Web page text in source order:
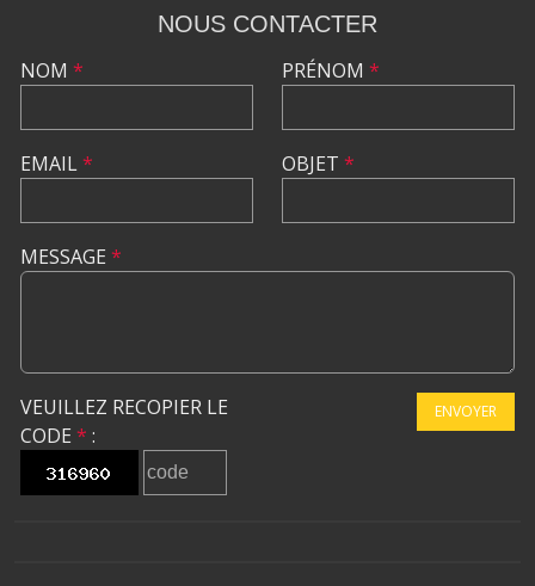
NOUS CONTACTER
NOM *
EMAIL*
PRÉNOM *
OBJET *
MESSAGE *
VEUILLEZ RECOPIER LE
CODE * :
ENVOYER